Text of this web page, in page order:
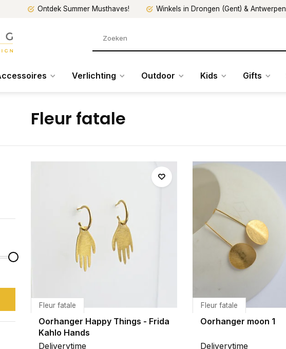
Ontdek Summer Musthaves! Winkels in Drongen (Gent) & Antwerpen
Verlichting Outdoor Kids Gifts
Fleur fatale
Fleur fatale
Oorhanger Happy Things - Frida
Kahlo Hands
Deliverytime
Fleur fatale
Oorhanger moon 1
Deliverytime